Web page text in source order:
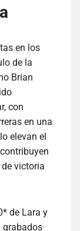
en los
de la
Brian
con
en una
elevan el
victoria
de Lara y
grabados